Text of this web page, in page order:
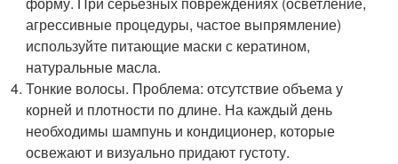
агрессивные процедуры, частое выпрямление)
используйте питающие маски с кератином,
натуральные масла.
Тонкие волосы. Проблема: отсутствие объема у
корней и плотности по длине. На каждый день
необходимы шампунь и кондиционер, которые
освежают и визуально придают густоту.